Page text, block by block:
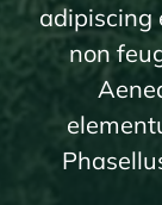
adipiscing
non